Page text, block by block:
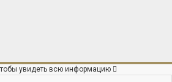
увидеть всю информацию